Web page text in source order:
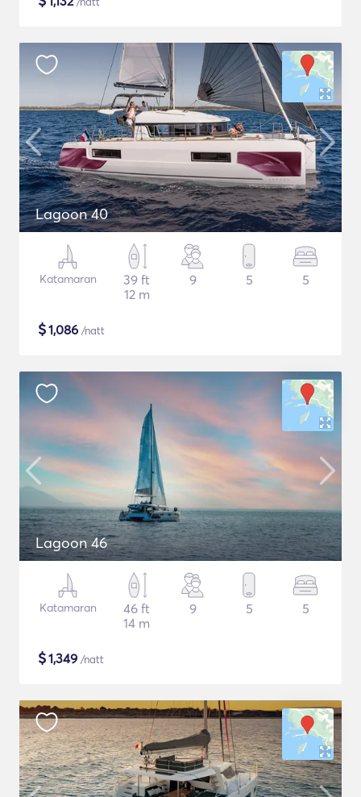
Lagoon 40
Katamaran
39 ft
12 m
9 5 5
$1,086 /natt
Lagoon 46
Katamaran
46 ft
14 m
9 5 5
$1,349 /natt